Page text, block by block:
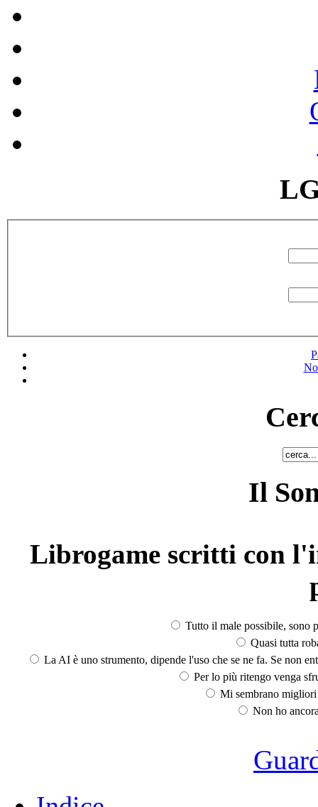
Il
Librogame scritti con
Tutto il male possibile, sono
Quasi tutta
La AI è uno strumento, dipende l'uso che se ne fa. Se non
Per lo più ritengo venga
Mi sembrano
Non ho